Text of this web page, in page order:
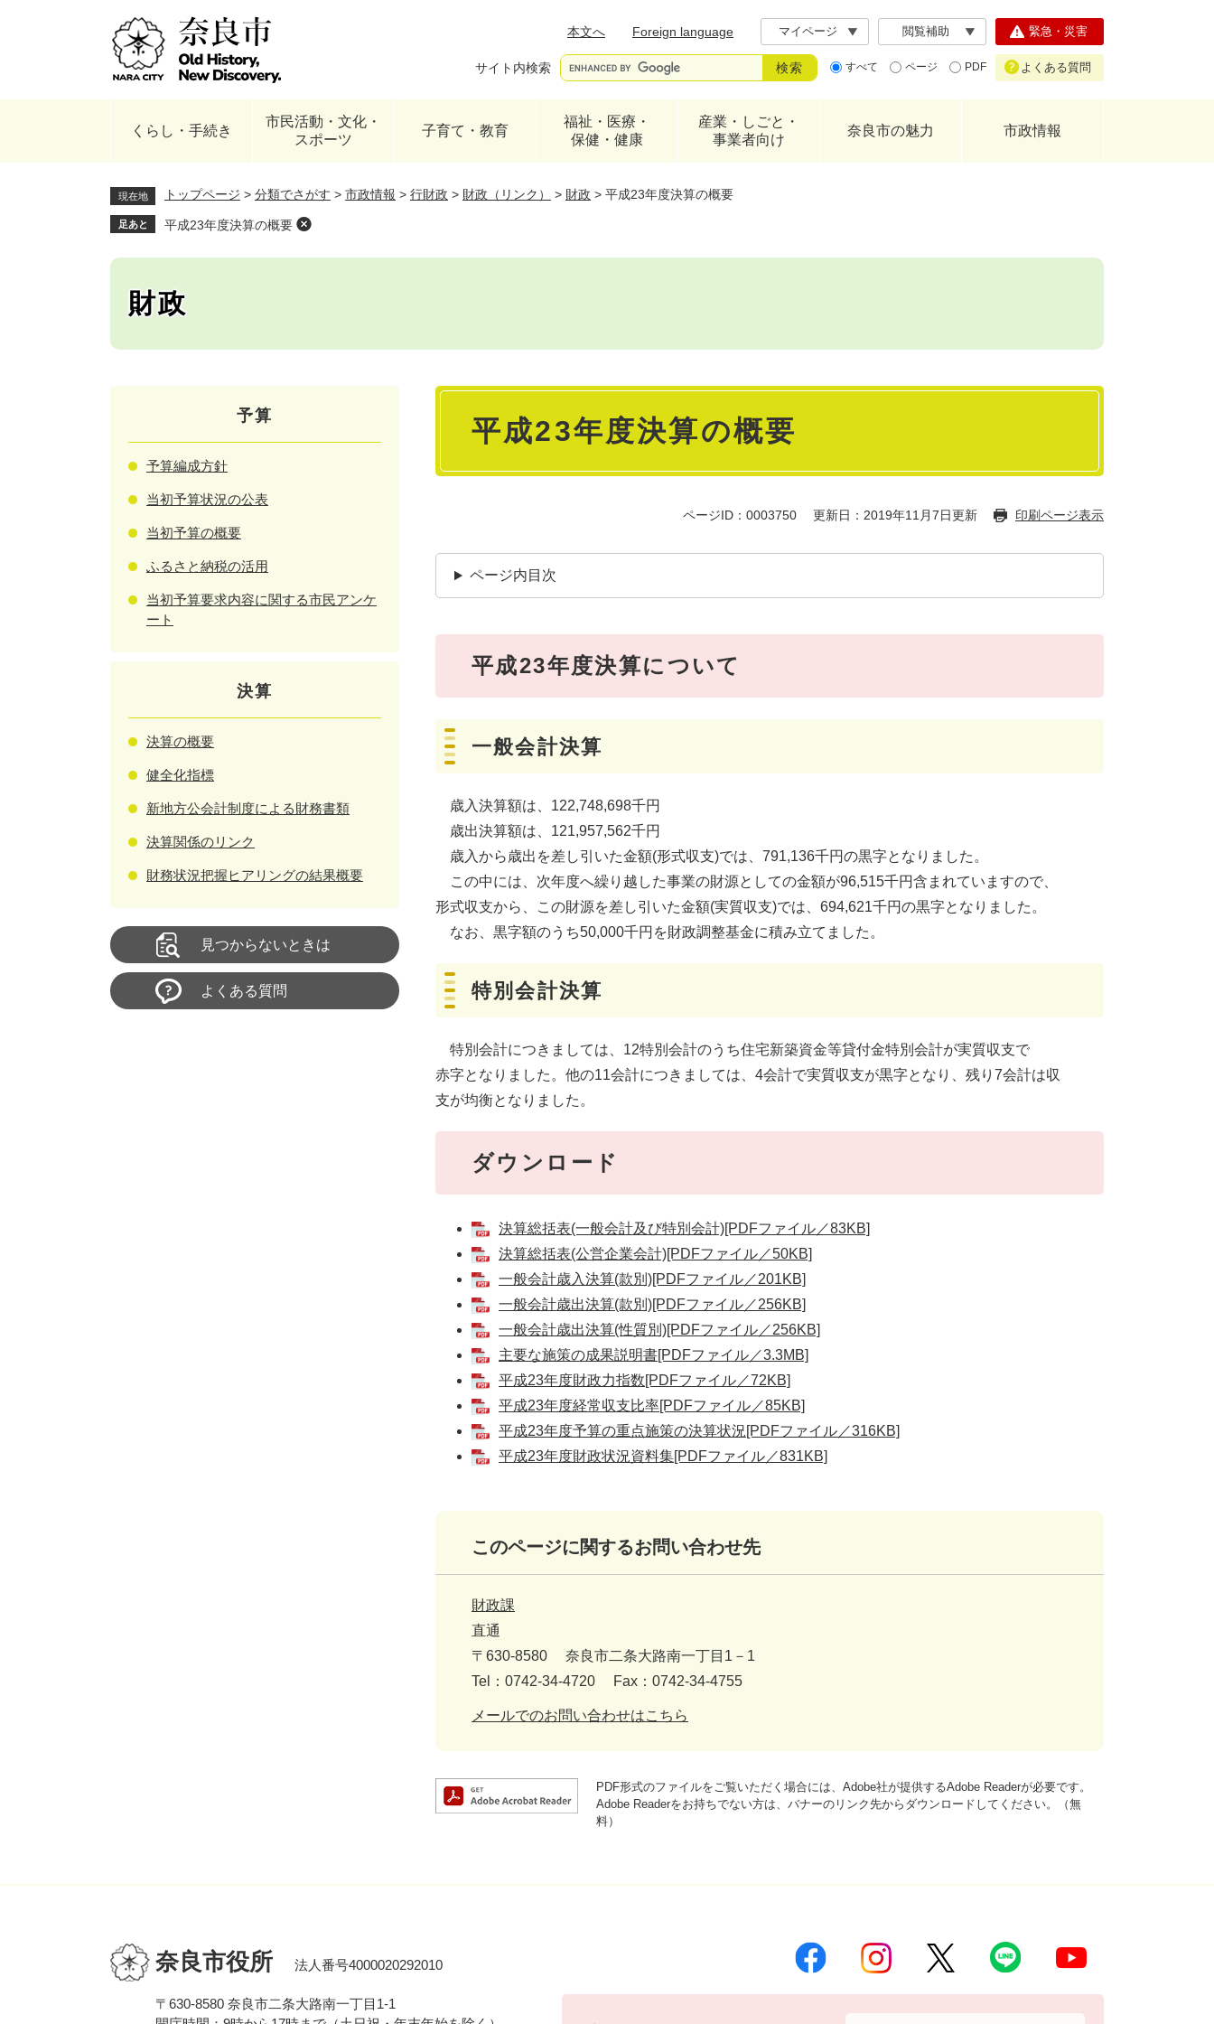
本文へ
Foreign language マイページ 閲覧補助
サイト内検索 すべて ページ PDF
緊急・災害
よくある質問
くらし・手続き
市民活動・文化・
スポーツ
子育て・教育
福祉・医療・
保健・健康
産業・しごと・
事業者向け
奈良市の魅力 市政情報
現在地 トップページ > 分類でさがす > 市政情報 > 行財政 > 財政（リンク） > 財政 > 平成23年度決算の概要
足あと 平成23年度決算の概要
財政
本
平成23年度決算の概要
ページID：0003750 更新日：2019年11月7日更新 印刷ページ表示
ページ内目次
平成23年度決算について
一般会計決算
歳入決算額は、122,748,698千円
歳出決算額は、121,957,562千円
歳入から歳出を差し引いた金額(形式収支)では、791,136千円の黒字となりました。
この中には、次年度へ繰り越した事業の財源としての金額が96,515千円含まれていますので、
形式収支から、この財源を差し引いた金額(実質収支)では、694,621千円の黒字となりました。
なお、黒字額のうち50,000千円を財政調整基金に積み立てました。
特別会計決算
特別会計につきましては、12特別会計のうち住宅新築資金等貸付金特別会計が実質収支で
赤字となりました。他の11会計につきましては、4会計で実質収支が黒字となり、残り7会計は収
支が均衡となりました。
ダウンロード
決算総括表(一般会計及び特別会計)[PDFファイル／83KB]
決算総括表(公営企業会計)[PDFファイル／50KB]
一般会計歳入決算(款別)[PDFファイル／201KB]
一般会計歳出決算(款別)[PDFファイル／256KB]
一般会計歳出決算(性質別)[PDFファイル／256KB]
主要な施策の成果説明書[PDFファイル／3.3MB]
平成23年度財政力指数[PDFファイル／72KB]
平成23年度経常収支比率[PDFファイル／85KB]
平成23年度予算の重点施策の決算状況[PDFファイル／316KB]
平成23年度財政状況資料集[PDFファイル／831KB]
このページに関するお問い合わせ先
財政課
直通
〒630-8580
奈良市二条大路南一丁目1－1
Tel：0742-34-4720
Fax：0742-34-4755
メールでのお問い合わせはこちら
PDF形式のファイルをご覧いただく場合には、Adobe社が提供するAdobe Readerが必要です。
Adobe Readerをお持ちでない方は、バナーのリンク先からダウンロードしてください。（無
料）
予算
予算編成方針
当初予算状況の公表
当初予算の概要
ふるさと納税の活用
当初予算要求内容に関する市民アンケ
ート
決算
決算の概要
健全化指標
新地方公会計制度による財務書類
決算関係のリンク
財務状況把握ヒアリングの結果概要
見つからないときは
よくある質問
奈良市役所 法人番号4000020292010
〒630-8580 奈良市二条大路南一丁目1-1